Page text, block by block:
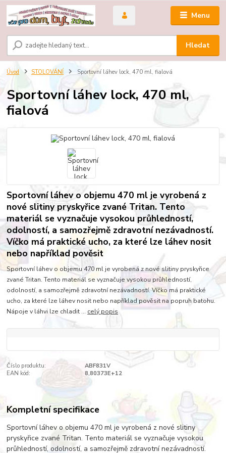
Menu
Hledat
Úvod STOLOVÁNÍ Sportovní láhev lock, 470 ml, fialová
Sportovní láhev lock, 470 ml,
fialová
Sportovní láhev o objemu 470 ml je vyrobená z
nové slitiny pryskyřice zvané Tritan. Tento
materiál se vyznačuje vysokou průhledností,
odolností, a samozřejmě zdravotní nezávadností.
Víčko má praktické ucho, za které lze láhev nosit
nebo například pověsit
Sportovní láhev o objemu 470 ml je vyrobená z nové slitiny pryskyřice
zvané Tritan. Tento materiál se vyznačuje vysokou průhledností,
odolností, a samozřejmě zdravotní nezávadností. Víčko má praktické
ucho, za které lze láhev nosit nebo například pověsit na popruh batohu.
Nápoje v láhvi lze chladit ... celý popis
Číslo produktu:
ABF831V
EAN kód:
8,80373E+12
Kompletní specifikace
Sportovní láhev o objemu 470 ml je vyrobená z nové slitiny
pryskyřice zvané Tritan. Tento materiál se vyznačuje vysokou
průhledností, odolností, a samozřejmě zdravotní nezávadností.